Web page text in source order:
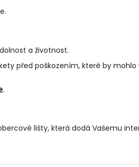
a životnost.
před poškozením, které by
.
lišty, která dodá Vašemu